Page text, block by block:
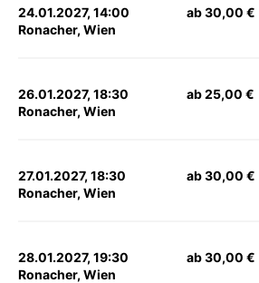
24.01.2027, 14:00
Ronacher, Wien
ab 30,00 €
26.01.2027, 18:30
Ronacher, Wien
ab 25,00 €
27.01.2027, 18:30
Ronacher, Wien
ab 30,00 €
28.01.2027, 19:30
Ronacher, Wien
ab 30,00 €